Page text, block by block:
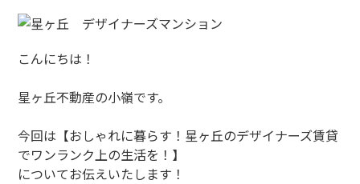
こんにちは！
星ヶ丘不動産の小嶺です。
今回は【おしゃれに暮らす！星ヶ丘のデザイナーズ賃貸
でワンランク上の生活を！】
についてお伝えいたします！